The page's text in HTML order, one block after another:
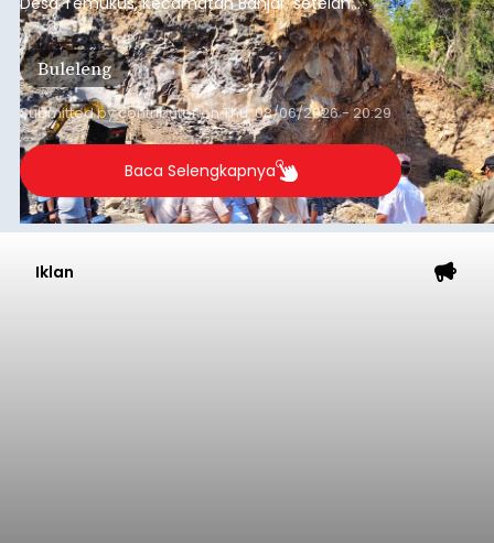
ditemukan indikasi kegiatan pengambilan
material yang tidak sesuai dengan peruntukan
kawasan.
Buleleng
Submitted bycontributoronThu, 08/06/2026 - 20:29
Baca Selengkapnya
Iklan